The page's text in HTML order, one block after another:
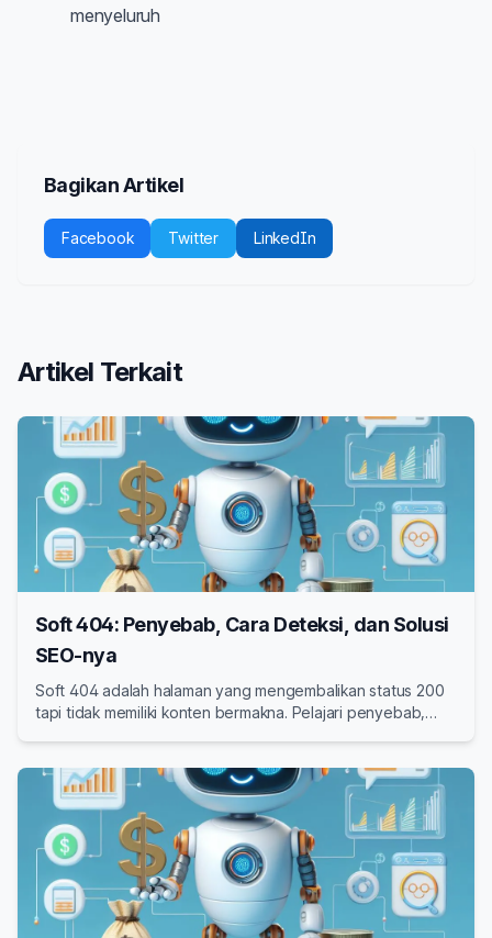
menyeluruh
Bagikan Artikel
Facebook Twitter LinkedIn
Artikel Terkait
Soft 404: Penyebab, Cara Deteksi, dan Solusi
SEO-nya
Soft 404 adalah halaman yang mengembalikan status 200
tapi tidak memiliki konten bermakna. Pelajari penyebab,